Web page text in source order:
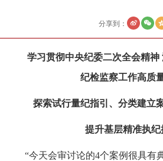
分享到：
学习贯彻中央纪委二次全会精
纪检监察工作高质
探索试行量纪指引、分类建立
提升基层精准执纪
“今天会审讨论的4个案例很具有